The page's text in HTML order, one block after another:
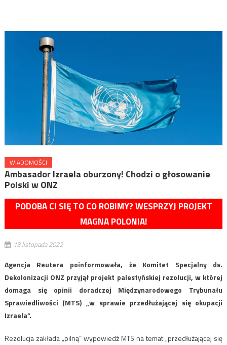
WIADOMOŚCI
Ambasador Izraela oburzony! Chodzi o głosowanie
Polski w ONZ
PODOBA CI SIĘ TO CO ROBIMY? WESPRZYJ PROJEKT
MAGNA POLONIA!
13 listopada 2022
Agencja Reutera poinformowała, że Komitet Specjalny ds.
Dekolonizacji ONZ przyjął projekt palestyńskiej rezolucji, w której
domaga się opinii doradczej Międzynarodowego Trybunału
Sprawiedliwości (MTS) „w sprawie przedłużającej się okupacji
Izraela”.
Rezolucja zakłada „pilną” wypowiedź MTS na temat „przedłużającej się